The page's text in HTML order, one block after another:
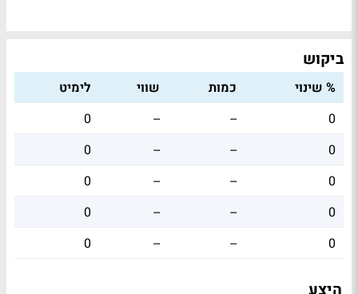
ביקוש
% שינוי כמות שווי
לימיט
0
--
--
0
0
--
--
0
0
--
--
0
0
--
--
0
0
--
--
0